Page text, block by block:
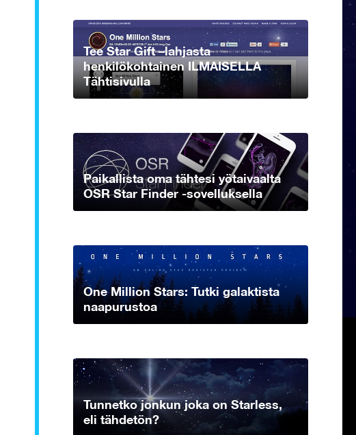
Tee Star Gift –lahjasta
henkilökohtainen ILMAISELLA
Tähtisivulla
Paikallista oma tähtesi yötaivaalta
OSR Star Finder -sovelluksella
One Million Stars: Tutki galaktista
naapurustoa
Tunnetko jonkun joka on Starless,
eli tähdetön?